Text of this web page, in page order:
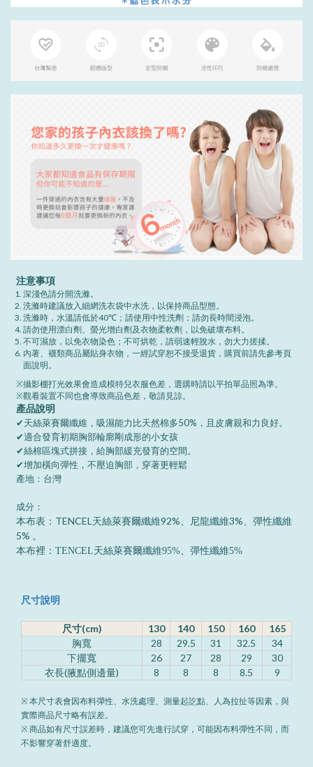
注意事項
深淺色請分開洗滌。
洗滌時建議放入細網洗衣袋中水洗，以保持商品型態。
洗滌時，水溫請低於40℃；請使用中性洗劑；請勿長時間浸泡。
請勿使用漂白劑、螢光增白劑及衣物柔軟劑，以免破壞布料。
不可濕放，以免衣物染色；不可烘乾，請弱速輕脫水，勿大力搓揉。
內著、襪類商品屬貼身衣物，一經試穿恕不接受退貨，購買前請先參考頁
面說明。
※攝影棚打光效果會造成模特兒衣服色差，選購時請以平拍單品照為準。
※觀看裝置不同也會導致商品色差，敬請見諒。
產品說明
✔天絲萊賽爾纖維，吸濕能力比天然棉多50%，且皮膚親和力良好。
✔適合發育初期胸部輪廓剛成形的小女孩
✔絲棉區塊式拼接，給胸部緩充發育的空間。
✔增加橫向彈性，不壓迫胸部，穿著更輕鬆
產地：台灣
成分：
本布表 ： TENCEL 天絲萊賽爾纖維92% 、尼龍纖維3% 、彈性纖維
5% 。
本布裡：TENCEL天絲萊賽爾纖維95%、彈性纖維5%
尺寸說明
尺寸(cm) 130 140 150 160
165
胸寬
28 29.5 31 32.5
34
下擺寬
26 27 28 29
30
衣長(腋點側邊量)
8 8 8 8.5 9
※ 本尺寸表會因布料彈性、水洗處理、測量起訖點、人為拉扯等因素，與
實際商品尺寸略有誤差。
※ 商品如有尺寸誤差時，建議您可先進行試穿，可能因布料彈性不同，而
不影響穿著舒適度。